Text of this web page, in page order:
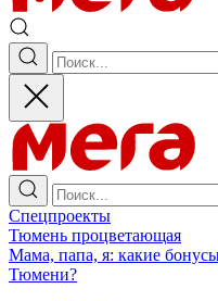
Спецпроекты
Тюмень процветающая
Мама, папа, я: какие
Тюмени?